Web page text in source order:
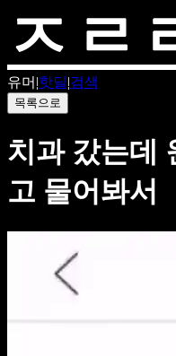
유머 |핫딜|검색
목록으로
치과 갔는데
고 물어봐서